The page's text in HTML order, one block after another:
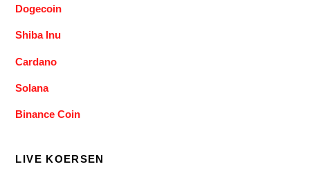
Dogecoin
Shiba Inu
Cardano
Solana
Binance Coin
LIVE KOERSEN